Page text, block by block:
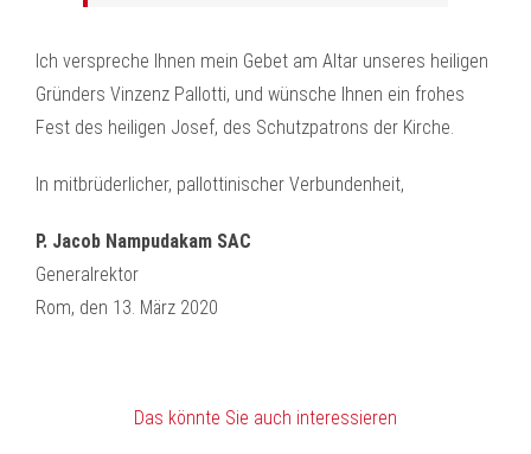
Ich verspreche Ihnen mein Gebet am Altar unseres heiligen
Gründers Vinzenz Pallotti, und wünsche Ihnen ein frohes
Fest des heiligen Josef, des Schutzpatrons der Kirche.
In mitbrüderlicher, pallottinischer Verbundenheit,
P. Jacob Nampudakam SAC
Generalrektor
Rom, den 13. März 2020
Das könnte Sie auch interessieren